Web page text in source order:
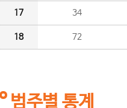
17 34
18 72
범주별 통계